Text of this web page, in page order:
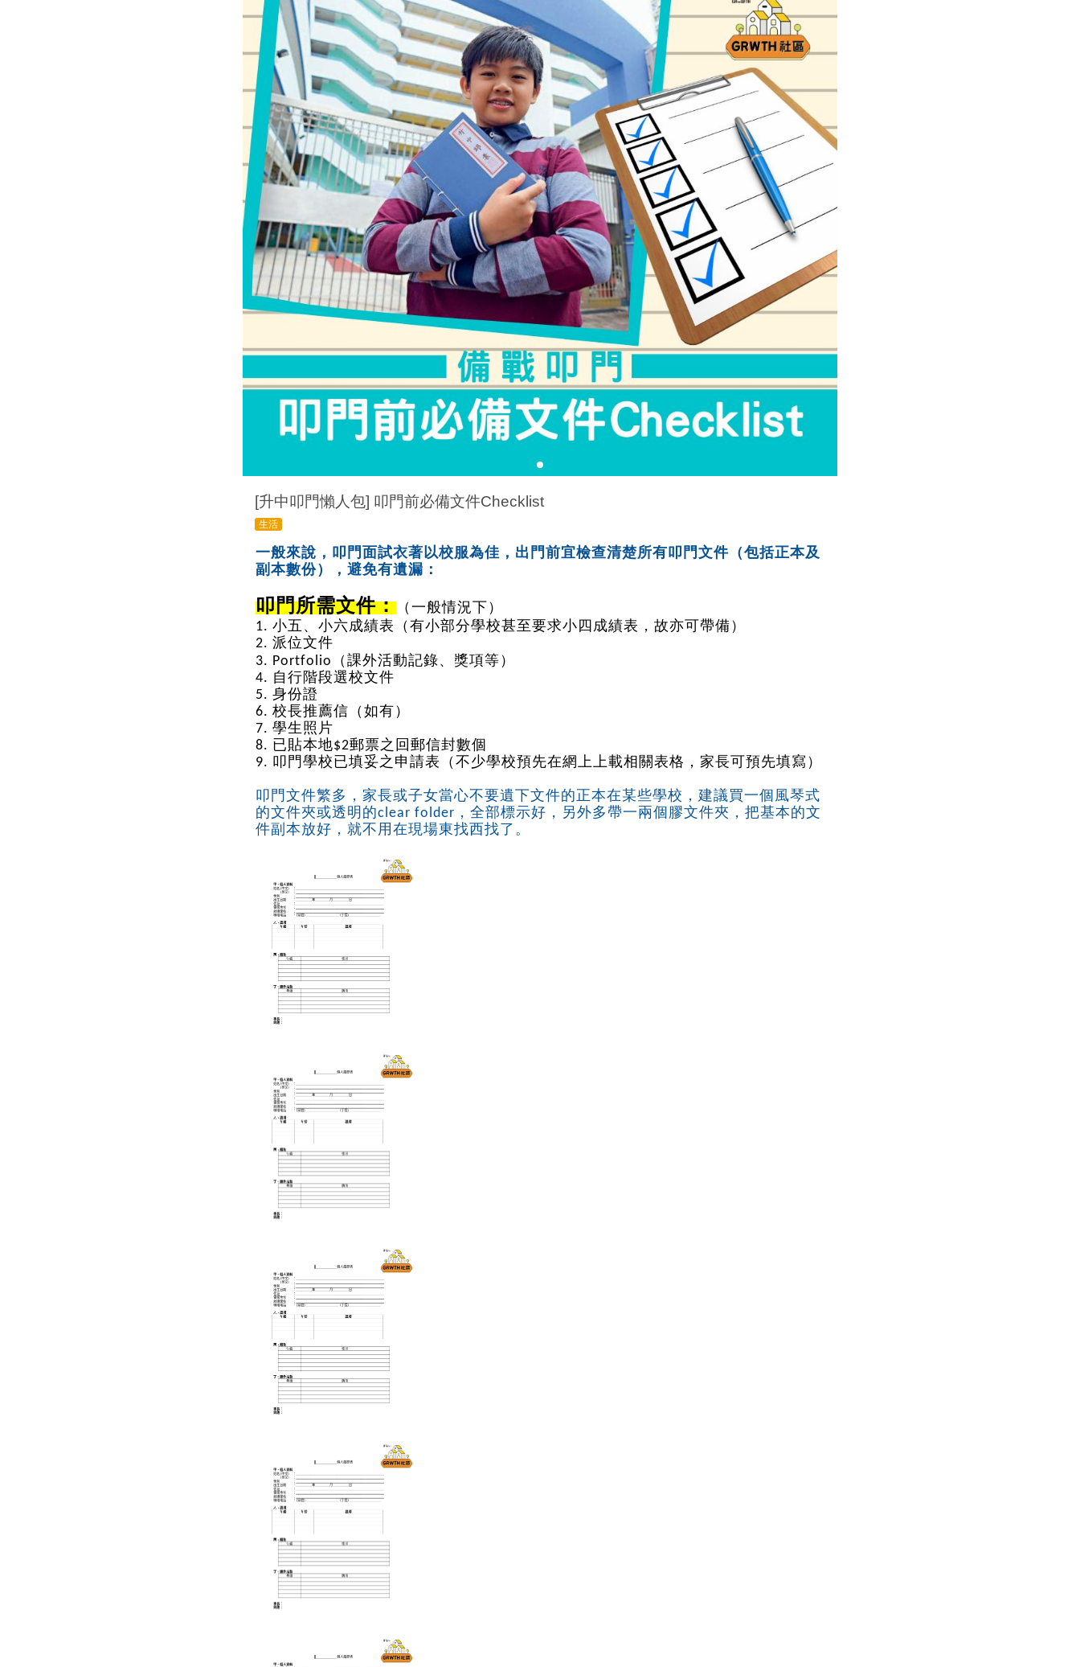
[升中叩門懶人包] 叩門前必備文件Checklist
生活
一般來說，叩門面試衣著以校服為佳，出門前宜檢查清楚所有叩門文件（包括正本及
副本數份），避免有遺漏：
叩門所需文件： （一般情況下）
1. 小五、小六成績表（有小部分學校甚至要求小四成績表，故亦可帶備）
2. 派位文件
3. Portfolio（課外活動記錄、獎項等 ）
4. 自行階段選校文件
5. 身份證
6. 校長推薦信（如有）
7. 學生照片
8. 已貼本地$2郵票之回郵信封數個
9. 叩門學校已填妥之申請表（不少學校預先在網上上載相關表格，家長可預先填寫）
叩門文件繁多，家長或子女當心不要遺下文件的正本在某些學校，建議買一個風琴式
的文件夾或透明的clear folder，全部標示好，另外多帶一兩個膠文件夾，把基本的文
件副本放好，就不用在現場東找西找了。